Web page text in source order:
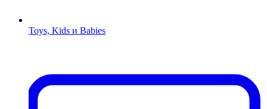
Toys, Kids и Babies